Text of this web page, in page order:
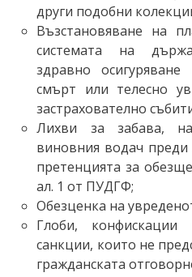
други подобни
Възстановяване на
системата на
здравно
смърт или телесно
застрахователно
Лихви за забава,
виновния водач
претенцията за
ал. 1 от ПУДГФ;
Обезценка на
Глоби,
санкции, които не
гражданската